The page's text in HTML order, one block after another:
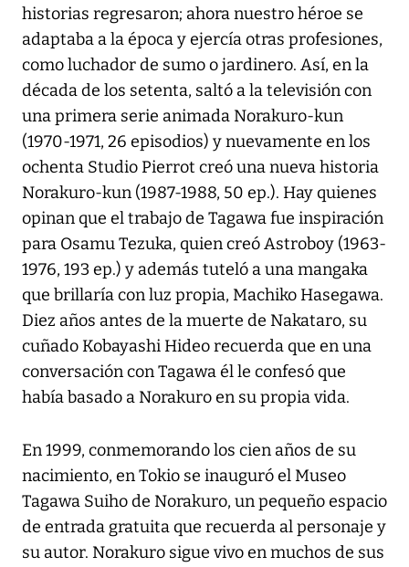
historias regresaron; ahora nuestro héroe se
adaptaba a la época y ejercía otras profesiones,
como luchador de sumo o jardinero. Así, en la
década de los setenta, saltó a la televisión con
una primera serie animada Norakuro-kun
(1970-1971, 26 episodios) y nuevamente en los
ochenta Studio Pierrot creó una nueva historia
Norakuro-kun (1987-1988, 50 ep.). Hay quienes
opinan que el trabajo de Tagawa fue inspiración
para Osamu Tezuka, quien creó Astroboy (1963-
1976, 193 ep.) y además tuteló a una mangaka
que brillaría con luz propia, Machiko Hasegawa.
Diez años antes de la muerte de Nakataro, su
cuñado Kobayashi Hideo recuerda que en una
conversación con Tagawa él le confesó que
había basado a Norakuro en su propia vida.
En 1999, conmemorando los cien años de su
nacimiento, en Tokio se inauguró el Museo
Tagawa Suiho de Norakuro, un pequeño espacio
de entrada gratuita que recuerda al personaje y
su autor. Norakuro sigue vivo en muchos de sus